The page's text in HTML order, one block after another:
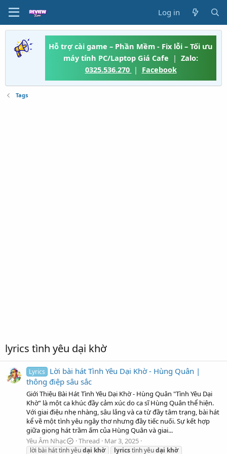
Log in
Hỗ trợ cài game – Phần Mềm - Fix lỗi – Tối ưu
máy tính PC/Laptop Giá Cafe | Zalo:
0325.536.270 | Facebook
Tags
lyrics tình yêu dại khờ
Lyrics
Lời bài hát Tình Yêu Dại Khờ - Hùng Quân |
thông điệp sâu sắc
Giới Thiệu Bài Hát Tình Yêu Dại Khờ - Hùng Quân "Tình Yêu Dại
Khờ" là một ca khúc đầy cảm xúc do ca sĩ Hùng Quân thể hiện.
Với giai điệu nhẹ nhàng, sâu lắng và ca từ đầy tâm trạng, bài hát
kể về một tình yêu ngây thơ nhưng đầy tiếc nuối. Sự kết hợp
giữa giọng hát trầm ấm của Hùng Quân và giai...
Yêu Âm Nhạc
Thread Mar 3, 2025
lời bài hát tình yêudại khờ lyricstình yêudại khờ